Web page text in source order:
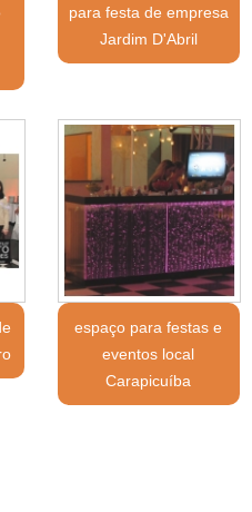
para festa de empresa
Jardim D'Abril
espaço para festas e
eventos local
Carapicuíba